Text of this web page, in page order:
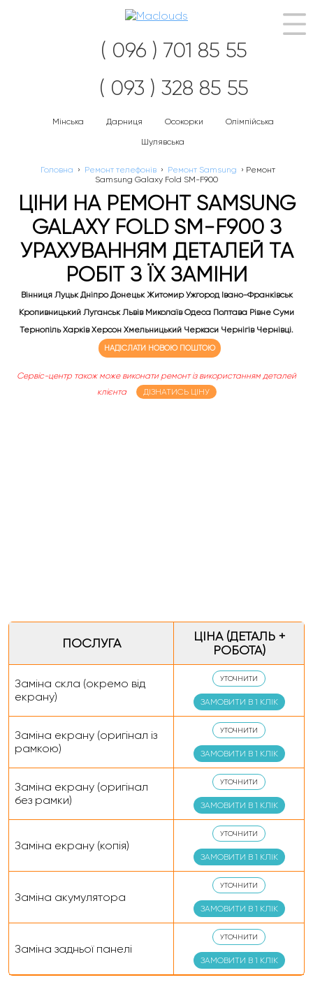
( 096 ) 701 85 55
( 093 ) 328 85 55
Мінська Дарниця Осокорки Олімпійська
Шулявська
Головна › Ремонт телефонів › Ремонт Samsung › Ремонт
Samsung Galaxy Fold SM-F900
ЦІНИ НА РЕМОНТ SAMSUNG
GALAXY FOLD SM-F900 З
УРАХУВАННЯМ ДЕТАЛЕЙ ТА
РОБІТ З ЇХ ЗАМІНИ
Вінниця Луцьк Дніпро Донецьк Житомир Ужгород Івано-Франківськ
Кропивницький Луганськ Львів Миколаїв Одеса Полтава Рівне Суми
Тернопіль Харків Херсон Хмельницький Черкаси Чернігів Чернівці.
НАДІСЛАТИ НОВОЮ ПОШТОЮ
Сервіс-центр також може виконати ремонт із використанням деталей
клієнта
ДІЗНАТИСЬ ЦІНУ
ПОСЛУГА
ЦІНА (ДЕТАЛЬ +
РОБОТА)
Заміна скла (окремо від
екрану)
УТОЧНИТИ
ЗАМОВИТИ В 1 КЛІК
Заміна екрану (оригінал із
рамкою)
УТОЧНИТИ
ЗАМОВИТИ В 1 КЛІК
Заміна екрану (оригінал
без рамки)
УТОЧНИТИ
ЗАМОВИТИ В 1 КЛІК
Заміна екрану (копія)
УТОЧНИТИ
ЗАМОВИТИ В 1 КЛІК
Заміна акумулятора
УТОЧНИТИ
ЗАМОВИТИ В 1 КЛІК
Заміна задньої панелі
УТОЧНИТИ
ЗАМОВИТИ В 1 КЛІК